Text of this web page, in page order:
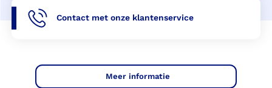
Contact met onze klantenservice
Meer informatie